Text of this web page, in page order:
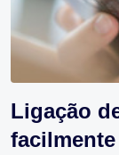
Ligação